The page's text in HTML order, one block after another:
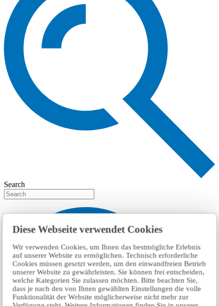
Diese Webseite verwendet Cookies
Wir verwenden Cookies, um Ihnen das bestmögliche Erlebnis
auf unserer Website zu ermöglichen. Technisch erforderliche
Cookies müssen gesetzt werden, um den einwandfreien Betrieb
unserer Website zu gewährleisten. Sie können frei entscheiden,
welche Kategorien Sie zulassen möchten. Bitte beachten Sie,
dass je nach den von Ihnen gewählten Einstellungen die volle
Funktionalität der Website möglicherweise nicht mehr zur
Search